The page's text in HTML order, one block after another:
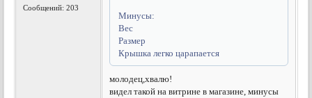
Сообщений: 203
Минусы:
Вес
Размер
Крышка легко царапается
молодец,хвалю!
видел такой на витрине в магазине, минусы